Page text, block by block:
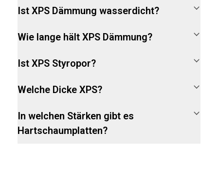
Ist XPS Dämmung wasserdicht?
Wie lange hält XPS Dämmung?
Ist XPS Styropor?
Welche Dicke XPS?
In welchen Stärken gibt es
Hartschaumplatten?